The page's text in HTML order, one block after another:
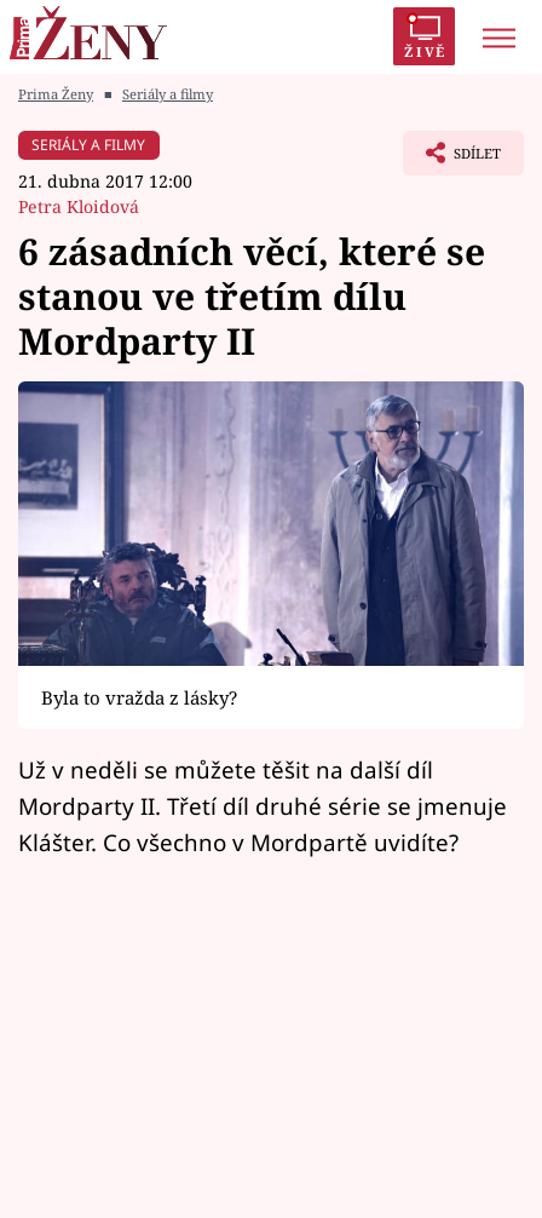
ŽIVĚ
Módní alarm
Témata
Celebrity
Vztahy
Seriály
Horoskopy
Sledujte prima+
Filmový festival Karlovy Vary
Mámy sobě
Přihlášení
Prima Ženy ■ Seriály a filmy
SERIÁLY A FILMY
21. dubna 2017 12:00
Petra Kloidová
SDÍLET
6 zásadních věcí, které se
stanou ve třetím dílu
Mordparty II
Byla to vražda z lásky?
Už v neděli se můžete těšit na další díl
Mordparty II. Třetí díl druhé série se jmenuje
Klášter. Co všechno v Mordpartě uvidíte?